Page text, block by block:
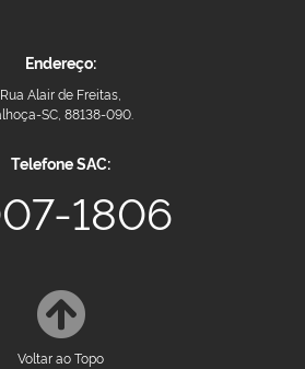
Endereço:
Rua Alair de Freitas,
SC, 88138-090.
Telefone SAC:
1806
Voltar ao Topo